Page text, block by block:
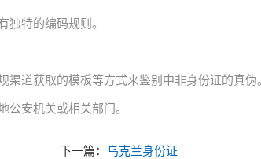
特的编码规则。
道获取的模板等方式来鉴别中非身份证的真伪。
安机关或相关部门。
下一篇： 乌克兰身份证